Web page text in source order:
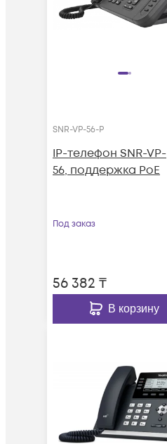
SNR-VP-56-P
IP-телефон SNR-VP-
56, поддержка PoE
Под заказ
56 382 ₸
В корзину